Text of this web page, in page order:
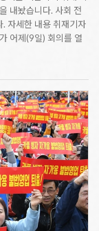
내놨습니다. 사회 전
자세한 내용 취재기자
어제(9일) 회의를 열